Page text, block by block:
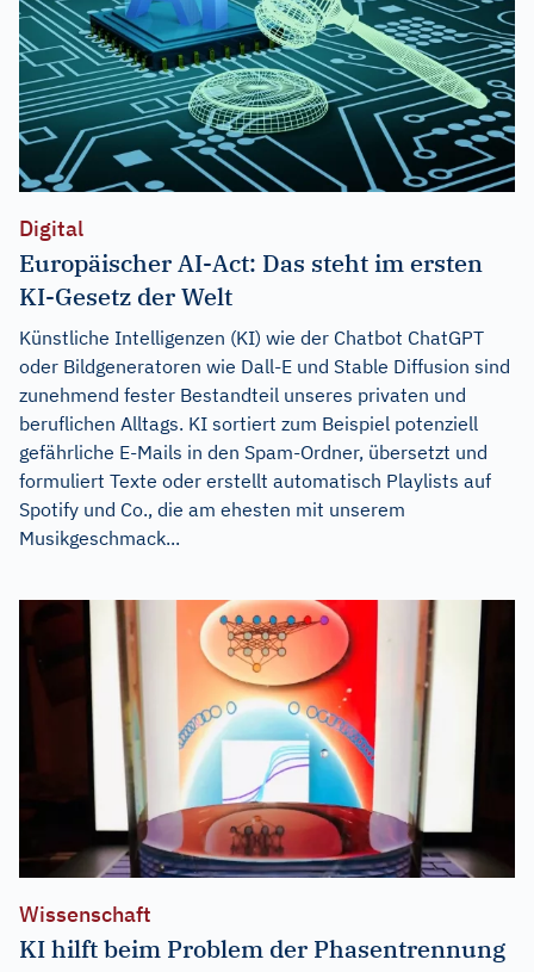
Digital
Europäischer AI-Act: Das steht im ersten
KI-Gesetz der Welt
Künstliche Intelligenzen (KI) wie der Chatbot ChatGPT
oder Bildgeneratoren wie Dall-E und Stable Diffusion sind
zunehmend fester Bestandteil unseres privaten und
beruflichen Alltags. KI sortiert zum Beispiel potenziell
gefährliche E-Mails in den Spam-Ordner, übersetzt und
formuliert Texte oder erstellt automatisch Playlists auf
Spotify und Co., die am ehesten mit unserem
Musikgeschmack...
Wissenschaft
KI hilft beim Problem der Phasentrennung